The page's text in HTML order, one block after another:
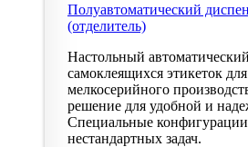
Полуавтоматический
(отделитель)
Настольный
самоклеящихся этикеток
мелкосерийного
решение для удобной и
Специальные
нестандартных задач.